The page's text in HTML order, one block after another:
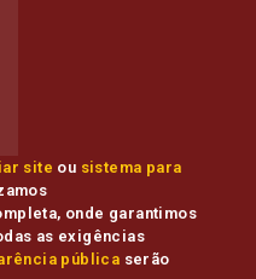
site ou sistema para
onde garantimos
as exigências
pública serão